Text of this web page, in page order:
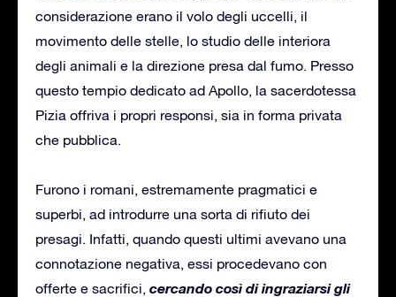
considerazione erano il volo degli uccelli, il
movimento delle stelle, lo studio delle interiora
degli animali e la direzione presa dal fumo. Presso
questo tempio dedicato ad Apollo, la sacerdotessa
Pizia offriva i propri responsi, sia in forma privata
che pubblica.
Furono i romani, estremamente pragmatici e
superbi, ad introdurre una sorta di rifiuto dei
presagi. Infatti, quando questi ultimi avevano una
connotazione negativa, essi procedevano con
offerte e sacrifici, cercando così di ingraziarsi gli